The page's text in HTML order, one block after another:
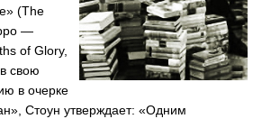
(The
—
of Glory,
свою
в очерке
Стоун утверждает: «Одним